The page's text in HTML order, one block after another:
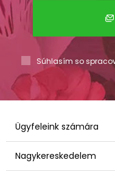
Súhlasím so
Ügyfeleink számára
Nagykereskedelem